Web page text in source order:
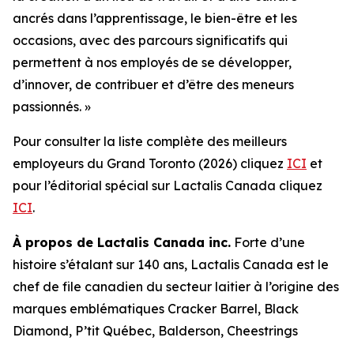
ancrés dans l’apprentissage, le bien-être et les
occasions, avec des parcours significatifs qui
permettent à nos employés de se développer,
d’innover, de contribuer et d’être des meneurs
passionnés. »
Pour consulter la liste complète des meilleurs
employeurs du Grand Toronto (2026) cliquez ICI et
pour l’éditorial spécial sur Lactalis Canada cliquez
ICI.
À propos de Lactalis Canada inc. Forte d’une
histoire s’étalant sur 140 ans, Lactalis Canada est le
chef de file canadien du secteur laitier à l’origine des
marques emblématiques Cracker Barrel, Black
Diamond, P’tit Québec, Balderson, Cheestrings